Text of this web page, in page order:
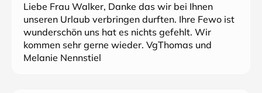
Liebe Frau Walker, Danke das wir bei Ihnen
unseren Urlaub verbringen durften. Ihre Fewo ist
wunderschön uns hat es nichts gefehlt. Wir
kommen sehr gerne wieder. VgThomas und
Melanie Nennstiel